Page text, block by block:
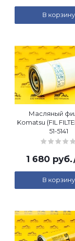
В корзину
Масляный
Komatsu (FIL
51-5141
1 680 руб.
В корзину